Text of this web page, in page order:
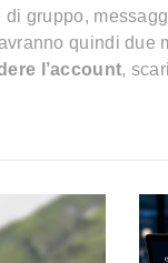
gruppo,
quindi due
l’account,